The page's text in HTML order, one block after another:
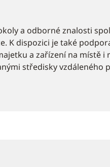
a odborné znalosti
K dispozici je také
a zařízení na místě
středisky vzdáleného